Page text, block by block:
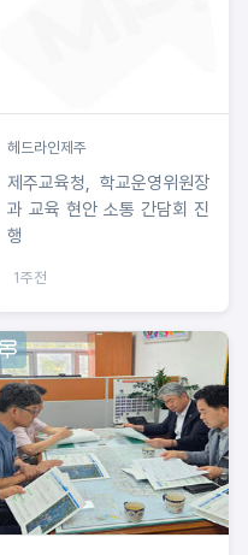
헤드라인제주
제주교육청, 학교운영위원장
과 교육 현안 소통 간담회 진
행
1주전